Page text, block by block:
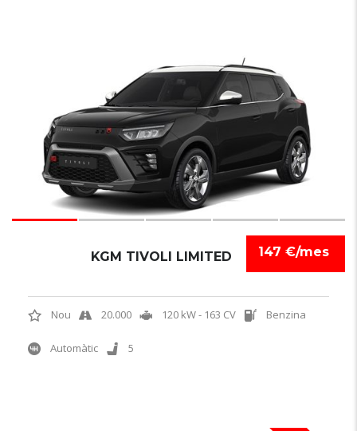
147 €/mes
KGM TIVOLI LIMITED
Nou 20.000 120 kW - 163 CV Benzina
Automàtic 5